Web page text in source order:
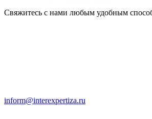
Свяжитесь с нами любым удобным
inform@interexpertiza.ru